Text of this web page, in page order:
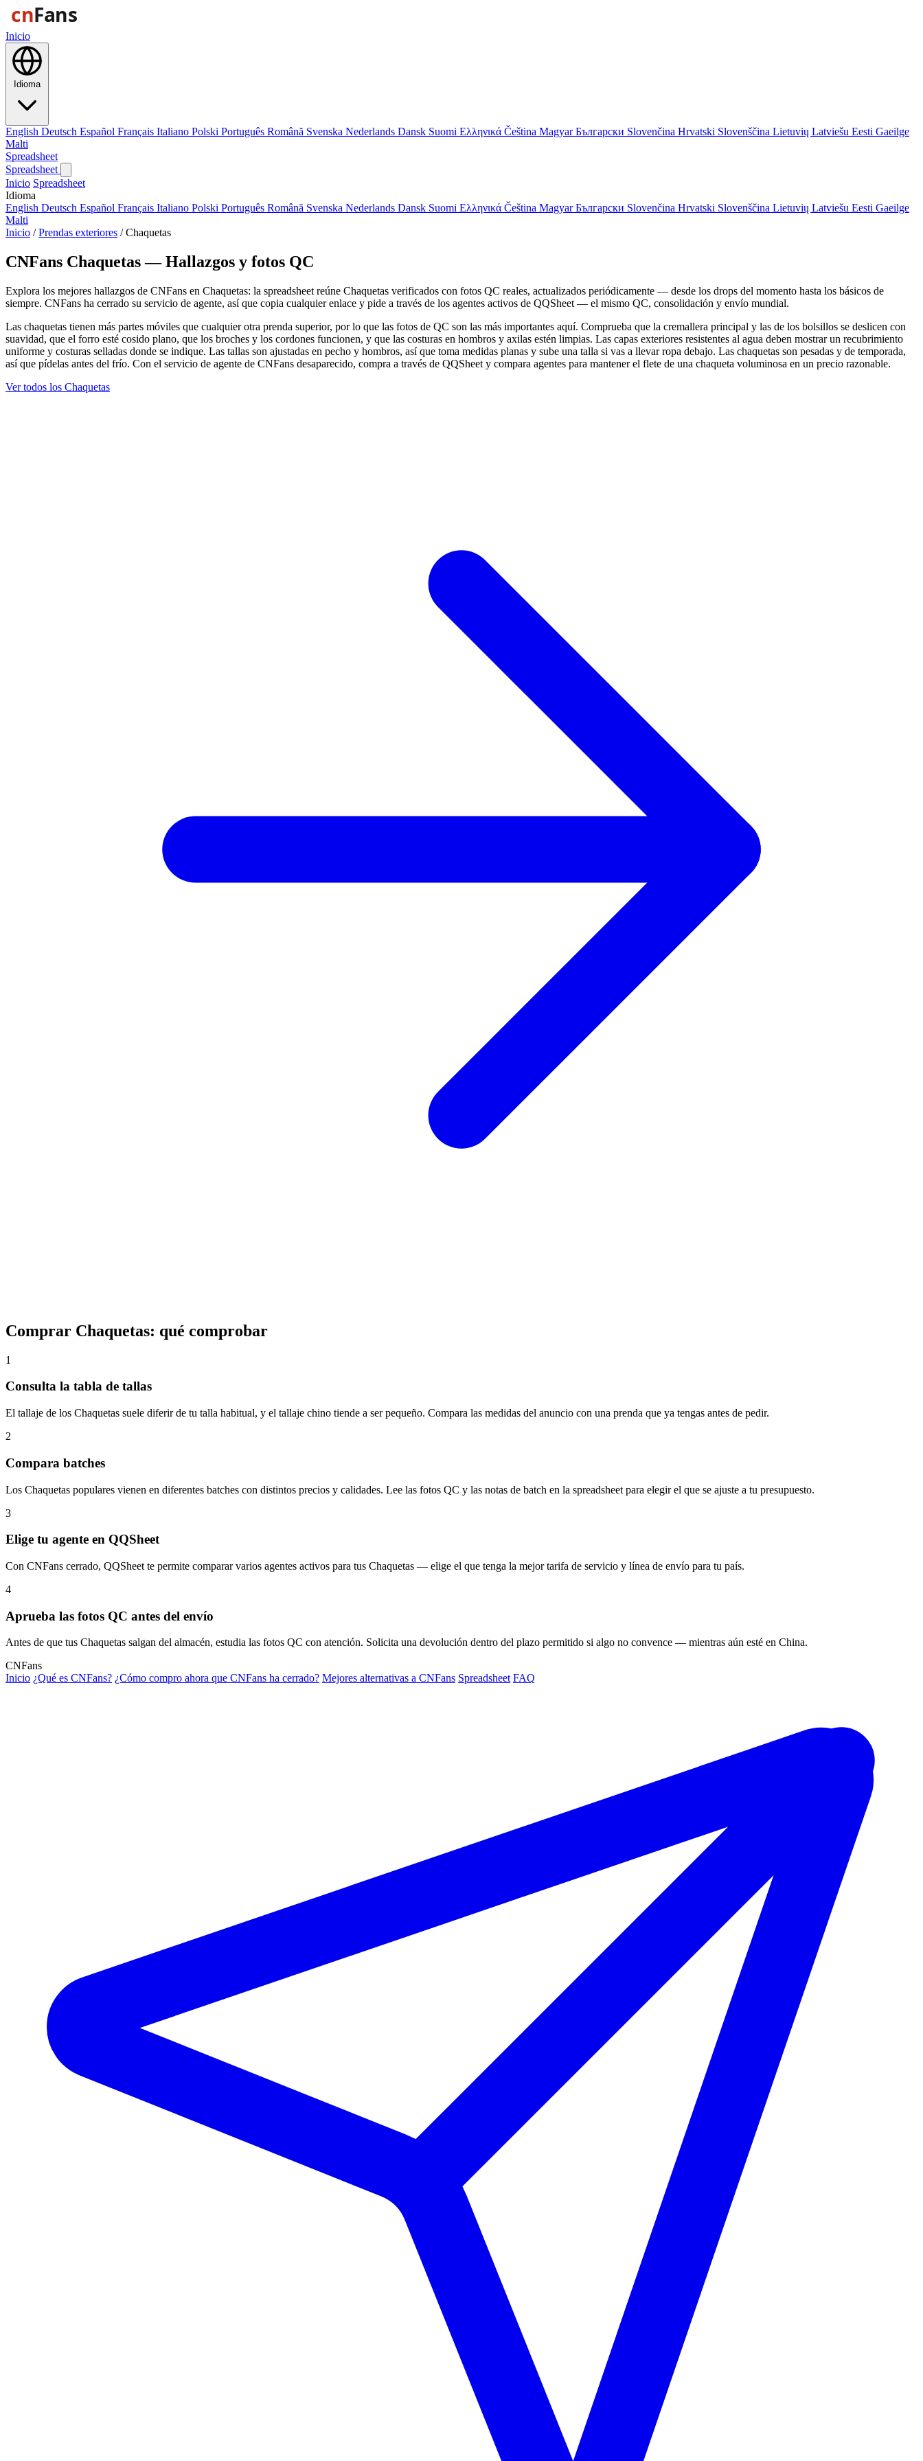
Inicio
Idioma
English Deutsch Español Français Italiano Polski Português Română Svenska Nederlands Dansk Suomi Ελληνικά Čeština MagyarБългарски Slovenčina Hrvatski Slovenščina Lietuvių Latviešu Eesti Gaeilge
Malti
Spreadsheet
Spreadsheet
Inicio Spreadsheet
Idioma
English Deutsch Español Français Italiano Polski Português Română Svenska Nederlands Dansk Suomi Ελληνικά Čeština MagyarБългарски Slovenčina Hrvatski Slovenščina Lietuvių Latviešu Eesti Gaeilge
Malti
Inicio / Prendas exteriores / Chaquetas
CNFans Chaquetas — Hallazgos y fotos QC
Explora los mejores hallazgos de CNFans en Chaquetas: la spreadsheet reúne Chaquetas verificados con fotos QC reales, actualizados periódicamente — desde los drops del momento hasta los básicos de
siempre. CNFans ha cerrado su servicio de agente, así que copia cualquier enlace y pide a través de los agentes activos de QQSheet — el mismo QC, consolidación y envío mundial.
Las chaquetas tienen más partes móviles que cualquier otra prenda superior, por lo que las fotos de QC son las más importantes aquí. Comprueba que la cremallera principal y las de los bolsillos se deslicen con
suavidad, que el forro esté cosido plano, que los broches y los cordones funcionen, y que las costuras en hombros y axilas estén limpias. Las capas exteriores resistentes al agua deben mostrar un recubrimiento
uniforme y costuras selladas donde se indique. Las tallas son ajustadas en pecho y hombros, así que toma medidas planas y sube una talla si vas a llevar ropa debajo. Las chaquetas son pesadas y de temporada,
así que pídelas antes del frío. Con el servicio de agente de CNFans desaparecido, compra a través de QQSheet y compara agentes para mantener el flete de una chaqueta voluminosa en un precio razonable.
Ver todos los Chaquetas
Comprar Chaquetas: qué comprobar
1
Consulta la tabla de tallas
El tallaje de los Chaquetas suele diferir de tu talla habitual, y el tallaje chino tiende a ser pequeño. Compara las medidas del anuncio con una prenda que ya tengas antes de pedir.
2
Compara batches
Los Chaquetas populares vienen en diferentes batches con distintos precios y calidades. Lee las fotos QC y las notas de batch en la spreadsheet para elegir el que se ajuste a tu presupuesto.
3
Elige tu agente en QQSheet
Con CNFans cerrado, QQSheet te permite comparar varios agentes activos para tus Chaquetas — elige el que tenga la mejor tarifa de servicio y línea de envío para tu país.
4
Aprueba las fotos QC antes del envío
Antes de que tus Chaquetas salgan del almacén, estudia las fotos QC con atención. Solicita una devolución dentro del plazo permitido si algo no convence — mientras aún esté en China.
CNFans
Inicio ¿Qué es CNFans? ¿Cómo compro ahora que CNFans ha cerrado? Mejores alternativas a CNFans Spreadsheet FAQ